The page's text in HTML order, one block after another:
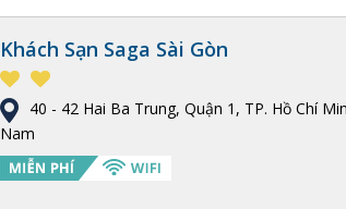
Khách Sạn Saga Sài Gòn
40 - 42 Hai Ba Trung, Quận 1, TP. Hồ Chí
Nam